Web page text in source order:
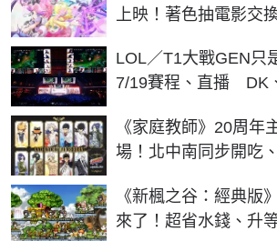
上映！著色抽電影交
LOL／T1大戰GEN只
7/19賽程、直播 DK
《家庭教師》20周年
場！北中南同步開吃
《新楓之谷：經典版
來了！超省水錢、升